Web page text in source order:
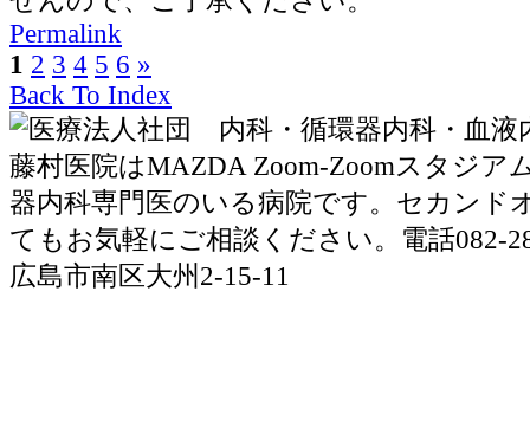
Permalink
1 2 3 4 5 6 »
Back To Index